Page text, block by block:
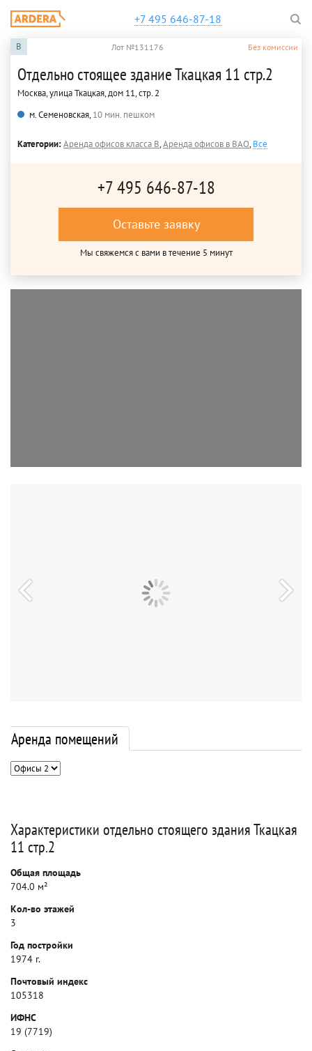
+7 495 646-87-18
B Лот №131176 Без комиссии
Отдельно стоящее здание Ткацкая 11 стр.2
Москва, улица Ткацкая, дом 11, стр. 2
м. Семеновская,10 мин. пешком
Категории:Аренда офисов класса B,Аренда офисов в ВАО,Все
+7 495 646-87-18
Оставьте заявку
Мы свяжемся с вами в течение 5 минут
Аренда помещений
Характеристики отдельно стоящего здания Ткацкая
11 стр.2
Общая площадь
704.0 м²
Кол-во этажей
3
Год постройки
1974 г.
Почтовый индекс
105318
ИФНС
19 (7719)